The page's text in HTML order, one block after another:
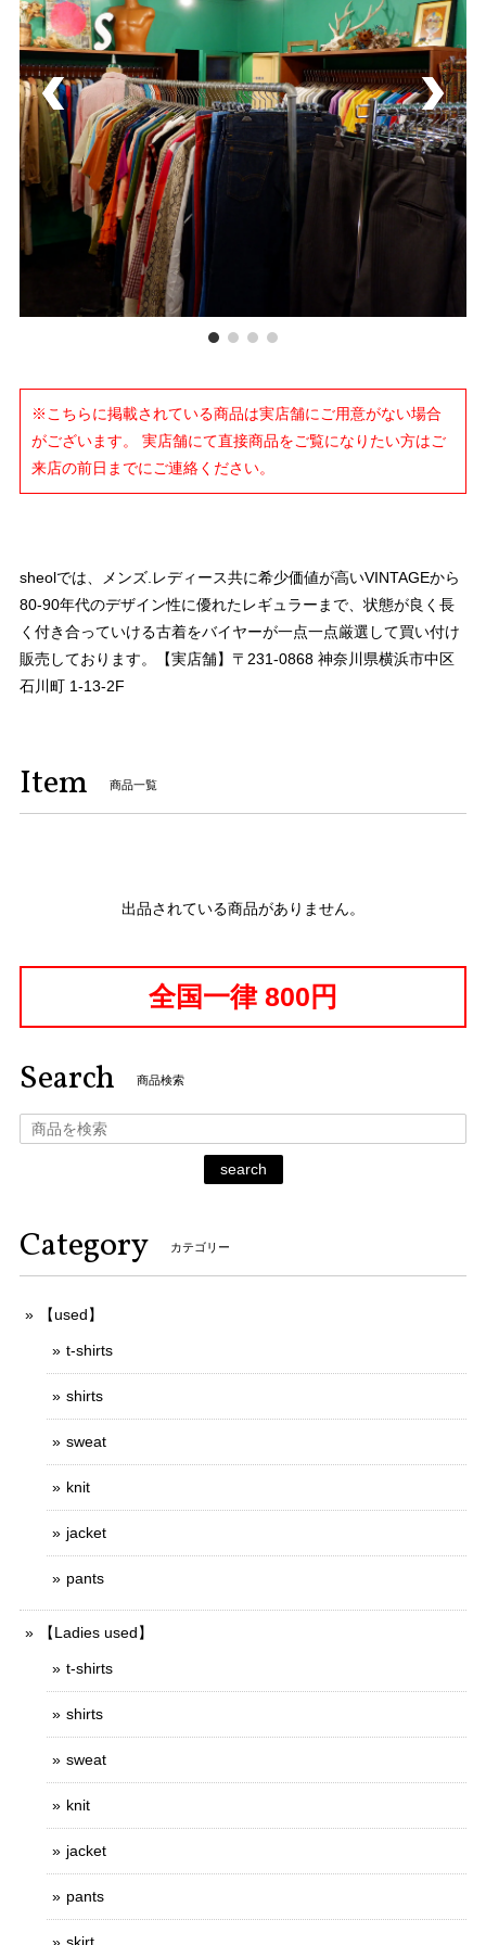
※こちらに掲載されている商品は実店舗にご用意がない場合
がございます。 実店舗にて直接商品をご覧になりたい方はご
来店の前日までにご連絡ください。
sheolでは、メンズ.レディース共に希少価値が高いVINTAGEから
80-90年代のデザイン性に優れたレギュラーまで、状態が良く長
く付き合っていける古着をバイヤーが一点一点厳選して買い付け
販売しております。【実店舗】〒231-0868 神奈川県横浜市中区
石川町 1-13-2F
Item 商品一覧
出品されている商品がありません。
全国一律 800円
Search 商品検索
search
Category カテゴリー
【used】
t-shirts
shirts
sweat
knit
jacket
pants
【Ladies used】
t-shirts
shirts
sweat
knit
jacket
pants
skirt